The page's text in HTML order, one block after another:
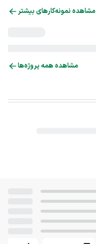
مشاهده نمونه‌کارهای بیشتر
مشاهده همه پروژه‌ها